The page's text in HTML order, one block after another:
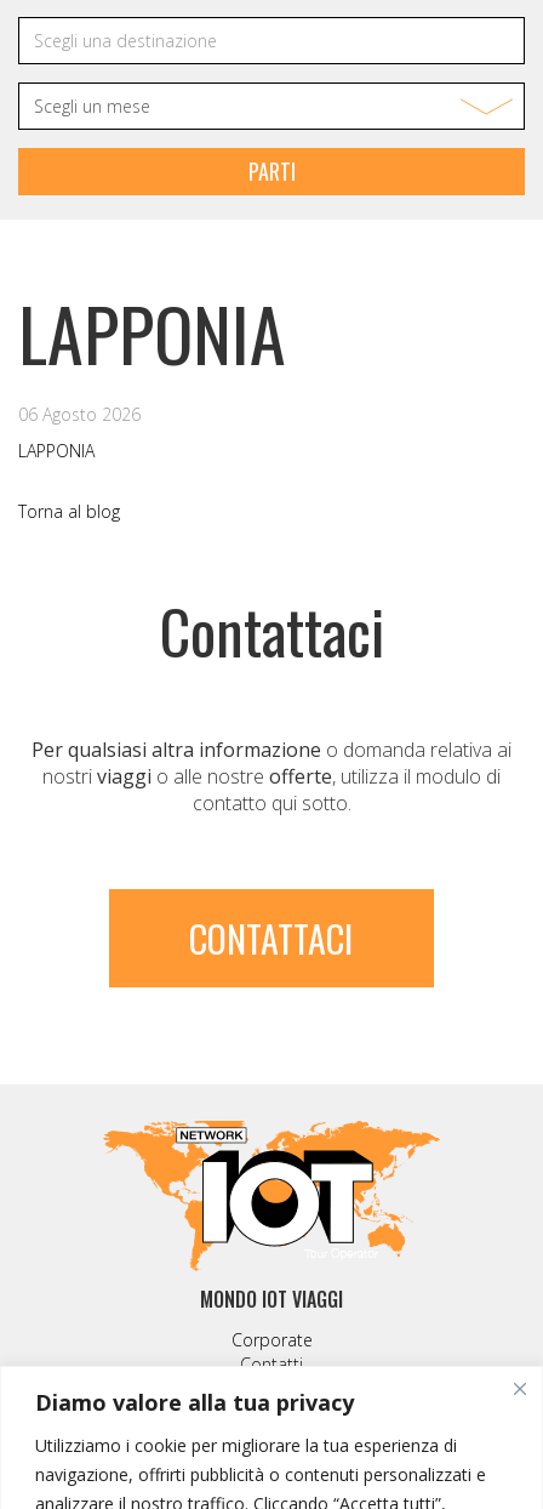
Diamo valore alla tua privacy
Utilizziamo i cookie per migliorare la tua esperienza di
navigazione, offrirti pubblicità o contenuti personalizzati e
analizzare il nostro traffico. Cliccando “Accetta tutti”,
PARTI
LAPPONIA
06 Agosto 2026
LAPPONIA
Torna al blog
Contattaci
Per qualsiasi altra informazione o domanda relativa ai
nostriviaggi o alle nostre offerte, utilizza il modulo di
contatto qui sotto.
CONTATTACI
MONDO IOT VIAGGI
Corporate
Contatti
I NOSTRI PRODOTTI
Destinazioni
Partenze